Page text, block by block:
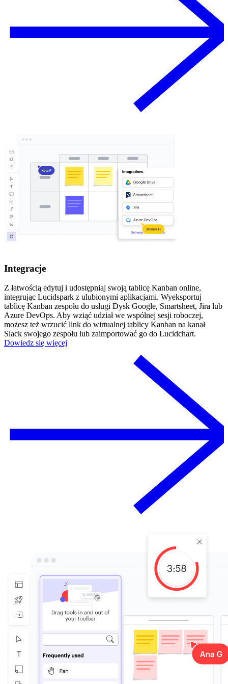
Integracje
Z łatwością edytuj i udostępniaj swoją tablicę Kanban online,
integrując Lucidspark z ulubionymi aplikacjami. Wyeksportuj
tablicę Kanban zespołu do usługi Dysk Google, Smartsheet, Jira lub
Azure DevOps. Aby wziąć udział we wspólnej sesji roboczej,
możesz też wrzucić link do wirtualnej tablicy Kanban na kanał
Slack swojego zespołu lub zaimportować go do Lucidchart.
Dowiedz się więcej